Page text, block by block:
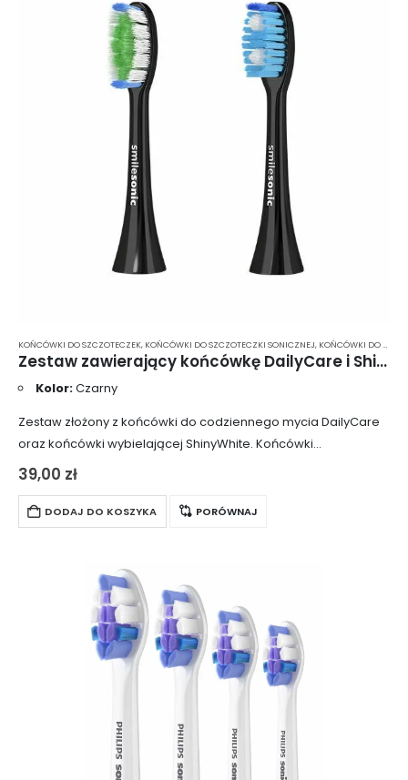
KOŃCÓWKI DO SZCZOTECZEK, KOŃCÓWKI DO SZCZOTECZKI SONICZNEJ, KOŃCÓWKI DO SZCZOTECZKI SONICZNEJ SMILESONIC
Zestaw zawierający końcówkę DailyCare i ShinyWhite – kolor czarny UP/EX/GO
Kolor:Czarny
Zestaw złożony z końcówki do codziennego mycia DailyCare
oraz końcówki wybielającej ShinyWhite. Końcówki
przeznaczone są wyłącznie do modeli Smilesonic EX,
Smilesonic UP oraz Smilesonic GO. Nie pasują do szczoteczki
Smilesonic…
39,00 zł
DODAJ DO KOSZYKA PORÓWNAJ